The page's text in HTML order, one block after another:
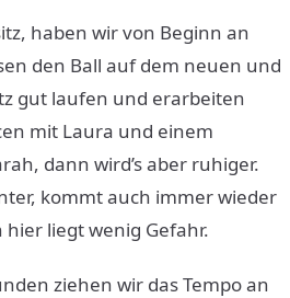
haben wir von Beginn an
den Ball auf dem neuen und
gut laufen und erarbeiten
mit Laura und einem
dann wird’s aber ruhiger.
kommt auch immer wieder
liegt wenig Gefahr.
ziehen wir das Tempo an